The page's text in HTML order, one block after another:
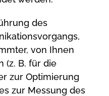
des
von Ihnen
(z. B. für die
zur Optimierung
zur Messung des